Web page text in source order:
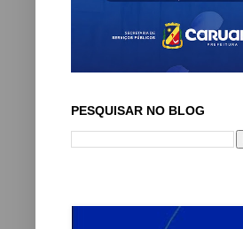
PESQUISAR NO BLOG